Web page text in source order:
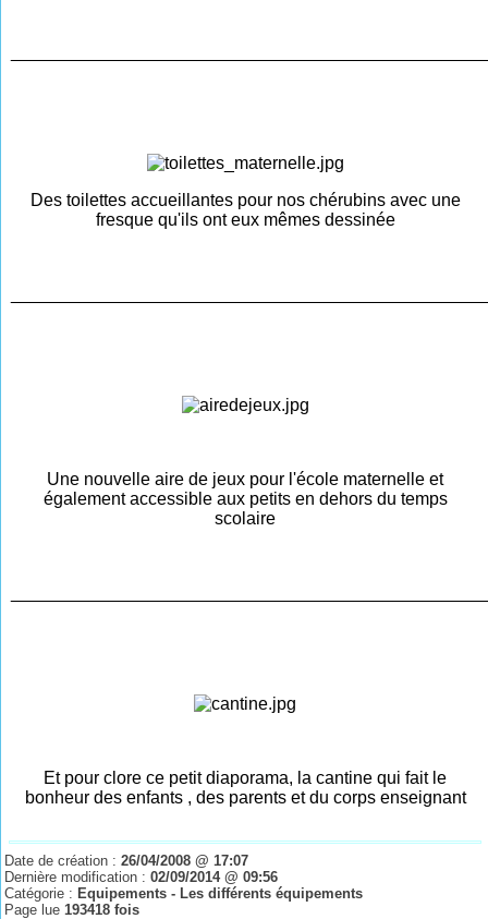
Des toilettes accueillantes pour nos chérubins avec une
fresque qu'ils ont eux mêmes dessinée
Une nouvelle aire de jeux pour l'école maternelle et
également accessible aux petits en dehors du temps
scolaire
Et pour clore ce petit diaporama, la cantine qui fait le
bonheur des enfants , des parents et du corps enseignant
Date de création :26/04/2008 @ 17:07
Dernière modification :02/09/2014 @ 09:56
Catégorie : Equipements - Les différents équipements
Page lue193418 fois